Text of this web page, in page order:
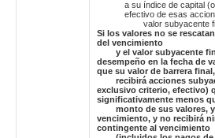
a su índice de capital
efectivo de esas
valor subyacente
Si los valores no se
del vencimiento
y el valor subyacente
desempeño en la fecha de
que su valor de barrera final,
recibirá acciones
exclusivo criterio, efectivo)
significativamente menos
monto de sus valores, y
vencimiento, y no recibirá
contingente al vencimiento